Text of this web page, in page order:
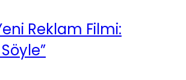
Reklam Filmi: